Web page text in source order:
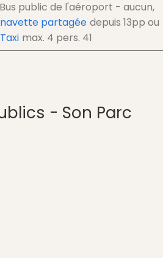
Bus public de l'aéroport - aucun,
navette partagée depuis 13pp ou
Taxi max. 4 pers. 41
- Son Parc